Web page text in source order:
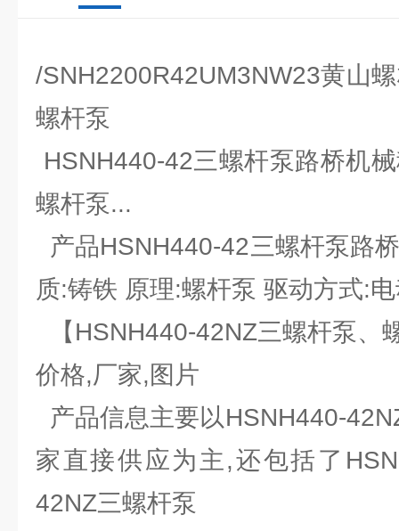
/SNH2200R42UM3NW23黄山
螺杆泵
HSNH440-42三螺杆泵路桥机
螺杆泵...
产品HSNH440-42三螺杆泵路
质:铸铁 原理:螺杆泵 驱动方式:
【HSNH440-42NZ三螺杆泵、
价格,厂家,图片
产品信息主要以HSNH440-
家直接供应为主,还包括了
42NZ三螺杆泵